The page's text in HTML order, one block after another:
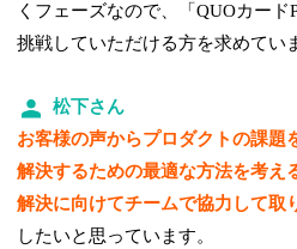
くフェーズなので、「QUOカー
挑戦していただける方を求めてい
松下さん
お客様の声からプロダクトの課題
解決するための最適な方法を考え
解決に向けてチームで協力して取
したいと思っています。